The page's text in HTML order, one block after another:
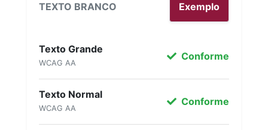
TEXTO BRANCO Exemplo
Texto Grande
WCAG AA
Conforme
Texto Normal
WCAG AA
Conforme